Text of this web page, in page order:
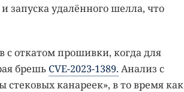
запуска удалённого шелла, что
с откатом прошивки, когда для
брешь CVE-2023-1389. Анализ с
канареек», в то время как